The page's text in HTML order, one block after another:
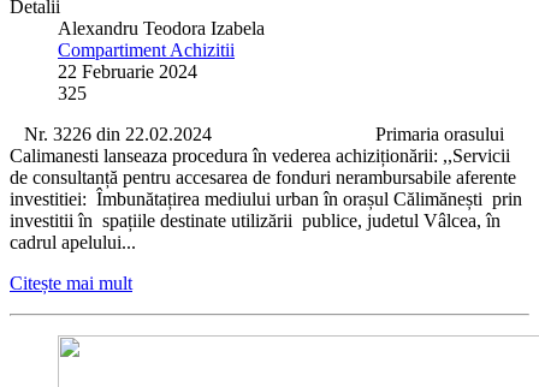
Detalii
Alexandru Teodora Izabela
Compartiment Achizitii
22 Februarie 2024
325
Nr. 3226 din 22.02.2024 Primaria orasului
Calimanesti lanseaza procedura în vederea achiziționării: ,,Servicii
de consultanță pentru accesarea de fonduri nerambursabile aferente
investitiei: Îmbunătațirea mediului urban în orașul Călimănești prin
investitii în spațiile destinate utilizării publice, judetul Vâlcea, în
cadrul apelului...
Citește mai mult